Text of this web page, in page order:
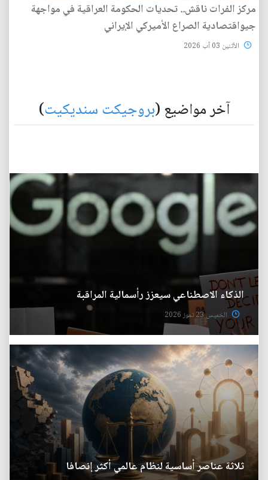
مركز الفرات ناقش.. تحديات الحكومة العراقية في مواجهة
جيواقتصادية الصراع الأميركي الإيراني
الأثنين 03 آب 2026
آخر مواضيع (بروجيكت سنديكيت)
الذكاء الاصطناعي سيعزز رأسمالية المراقبة
الخميس 23 تموز 2026
ثلاثة عناصر أساسية لنظام عالمي أكثر إنصافا